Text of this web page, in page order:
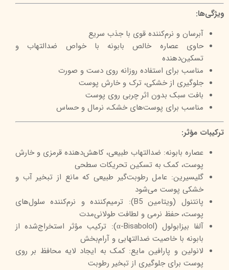
ویژگی‌ها:
آبرسان و نرم‌کننده قوی با جذب سریع
حاوی عصاره خالص بابونه با خواص ضدالتهاب و
تسکین‌دهنده
مناسب برای استفاده روزانه روی دست و صورت
جلوگیری از خشکی، ترک و خارش پوست
بافت سبک بدون اثر چربی روی پوست
مناسب برای پوست‌های خشک، نرمال و حساس
ترکیبات مؤثر:
عصاره بابونه: ضدالتهاب طبیعی، کاهش‌دهنده قرمزی و خارش
پوست، کمک به تسکین تحریکات سطحی
گلیسیرین: عامل رطوبت‌گیر طبیعی که مانع از تبخیر آب و
خشکی پوست می‌شود
پانتنول (ویتامین B5): ترمیم‌کننده و نرم‌کننده سلول‌های
پوست، حفظ نرمی و لطافت طولانی‌مدت
آلفا بیزابولول (α-Bisabolol): ترکیب مؤثر استخراج‌شده از
بابونه با خاصیت ضدالتهابی و آرام‌بخش
لانولین و پارافین مایع: کمک به ایجاد لایه محافظ بر روی
پوست برای جلوگیری از تبخیر رطوبت